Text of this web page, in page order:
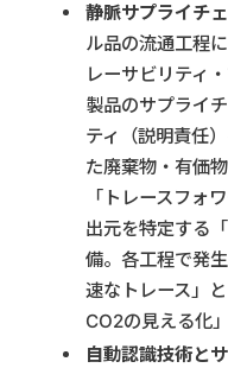
静脈サプライチ
ル品の流通工程
レーサビリティ
製品のサプライ
ティ（説明責任
た廃棄物・有価
「トレースフォ
出元を特定する
備。各工程で発
速なトレース」
CO2の見える化
自動認識技術と